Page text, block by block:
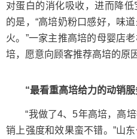
对蛋白的消化吸收，进而降
的是，“高培奶粉口感好，味
火。”一家主推高培的母婴店
培，愿意向顾客推荐高培的原因
“最看重高培给力的动销服
“我做了4、5年高培，高培
销上强度和效果蛮不错。”山